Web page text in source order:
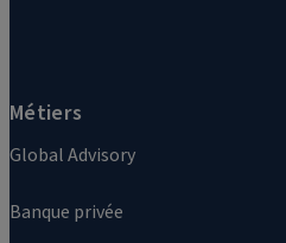
Métiers
Global Advisory
Banque privée